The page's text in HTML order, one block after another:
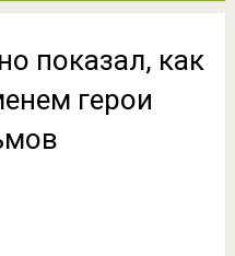
показал, как
герои